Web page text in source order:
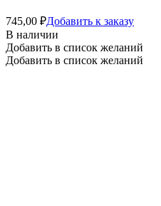
745,00 ₽Добавить к заказу
В наличии
Добавить в список желаний
Добавить в список желаний